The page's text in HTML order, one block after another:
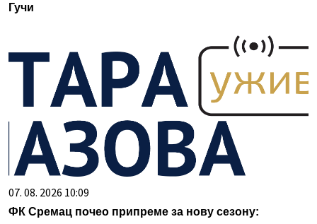
Гучи
07. 08. 2026 10:09
ФК Сремац почео припреме за нову сезону: